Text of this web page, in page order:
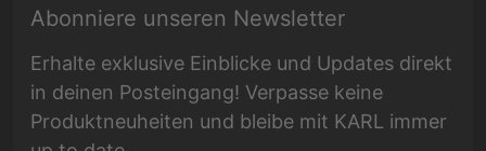
Abonniere unseren Newsletter
Erhalte exklusive Einblicke und Updates direkt
in deinen Posteingang! Verpasse keine
Produktneuheiten und bleibe mit KARL immer
E-Mail Adresse